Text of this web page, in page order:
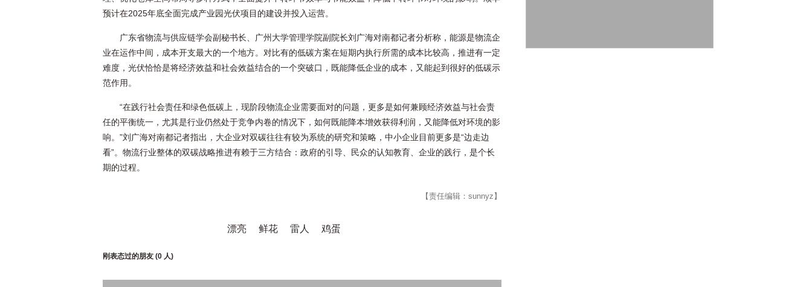
预计在2025年底全面完成产业园光伏项目的建设并投入运营。
广东省物流与供应链学会副秘书长、广州大学管理学院副院长刘广海对南都记者分析称，能源是物流企
业在运作中间，成本开支最大的一个地方。对比有的低碳方案在短期内执行所需的成本比较高，推进有一定
难度，光伏恰恰是将经济效益和社会效益结合的一个突破口，既能降低企业的成本，又能起到很好的低碳示
范作用。
“在践行社会责任和绿色低碳上，现阶段物流企业需要面对的问题，更多是如何兼顾经济效益与社会责
任的平衡统一，尤其是行业仍然处于竞争内卷的情况下，如何既能降本增效获得利润，又能降低对环境的影
响。”刘广海对南都记者指出，大企业对双碳往往有较为系统的研究和策略，中小企业目前更多是“边走边
看”。物流行业整体的双碳战略推进有赖于三方结合：政府的引导、民众的认知教育、企业的践行，是个长
期的过程。
【责任编辑：sunnyz】
漂亮 鲜花 雷人 鸡蛋
刚表态过的朋友 (0 人)